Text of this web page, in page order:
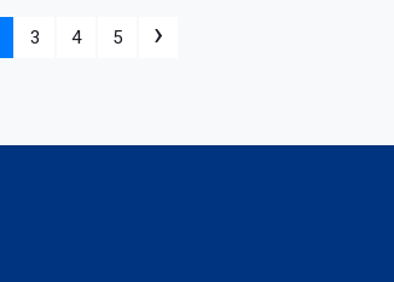
3 4 5 ›